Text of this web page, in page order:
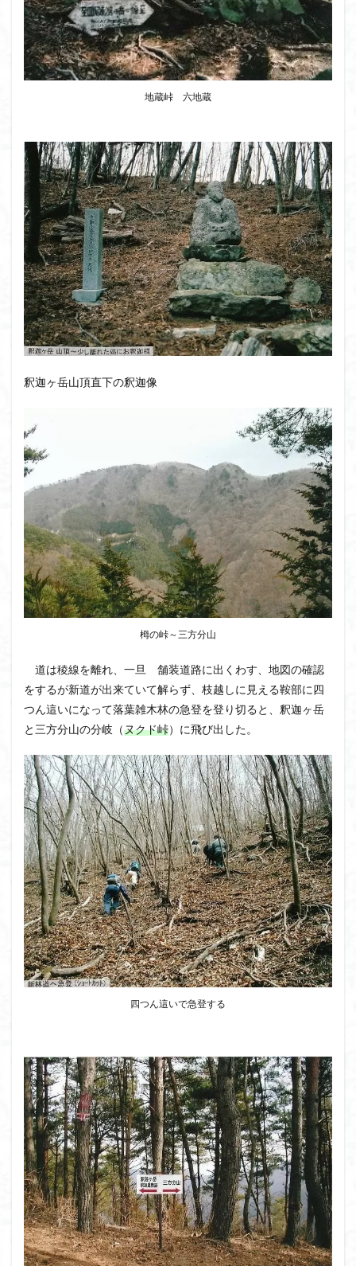
地蔵峠 六地蔵
釈迦ヶ岳山頂直下の釈迦像
栂の峠～三方分山
道は稜線を離れ、一旦 舗装道路に出くわす、地図の確認
をするが新道が出来ていて解らず、枝越しに見える鞍部に四
つん這いになって落葉雑木林の急登を登り切ると、釈迦ヶ岳
と三方分山の分岐（ヌクド峠）に飛び出した。
四つん這いで急登する